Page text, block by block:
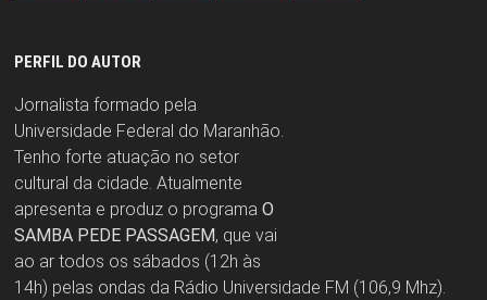
PERFIL DO AUTOR
Jornalista formado pela
Universidade Federal do Maranhão.
Tenho forte atuação no setor
cultural da cidade. Atualmente
apresenta e produz o programa O
SAMBA PEDE PASSAGEM, que vai
ao ar todos os sábados (12h às
14h) pelas ondas da Rádio Universidade FM (106,9 Mhz).